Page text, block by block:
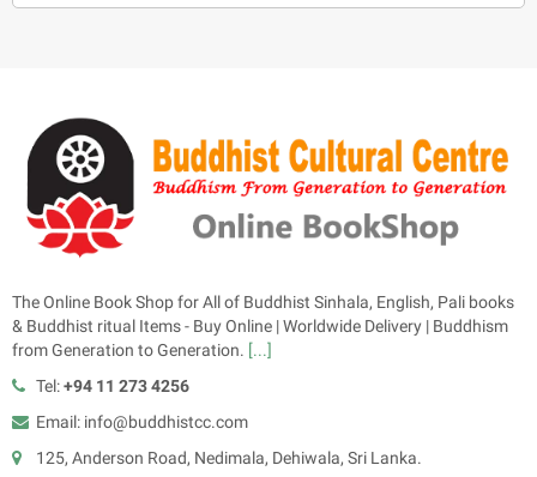
The Online Book Shop for All of Buddhist Sinhala, English, Pali books
& Buddhist ritual Items - Buy Online | Worldwide Delivery | Buddhism
from Generation to Generation. [...]
Tel:+94 11 273 4256
Email: info@buddhistcc.com
125, Anderson Road, Nedimala, Dehiwala, Sri Lanka.